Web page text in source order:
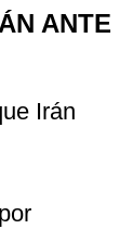
ANTE
Irán